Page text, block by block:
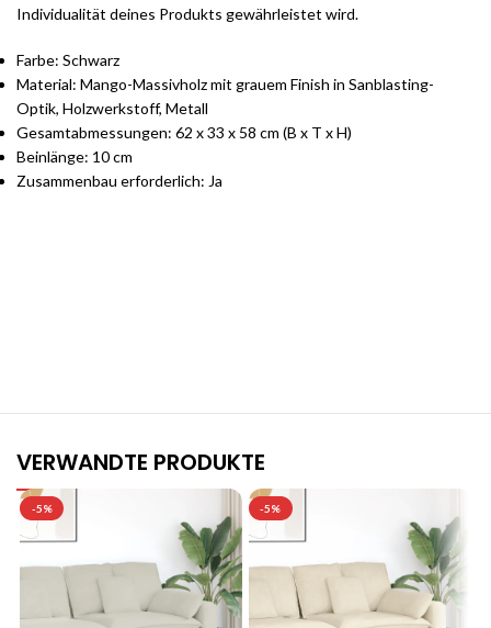
Individualität deines Produkts gewährleistet wird.
Farbe: Schwarz
Material: Mango-Massivholz mit grauem Finish in Sanblasting-
Optik, Holzwerkstoff, Metall
Gesamtabmessungen: 62 x 33 x 58 cm (B x T x H)
Beinlänge: 10 cm
Zusammenbau erforderlich: Ja
VERWANDTE PRODUKTE
-5% -5%